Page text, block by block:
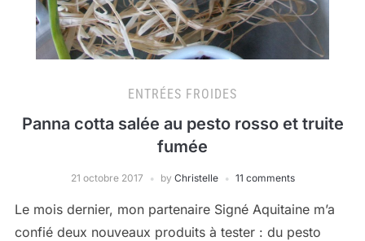
ENTRÉES FROIDES
Panna cotta salée au pesto rosso et truite
fumée
21 octobre 2017 by Christelle 11 comments
Le mois dernier, mon partenaire Signé Aquitaine m’a
confié deux nouveaux produits à tester : du pesto